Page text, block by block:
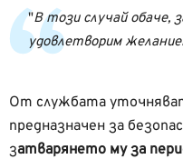
В този случай обаче,
удовлетворим
От службата
предназначен за
затварянето му за